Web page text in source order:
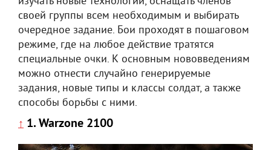
своей группы всем необходимым и выбирать
очередное задание. Бои проходят в пошаговом
режиме, где на любое действие тратятся
специальные очки. К основным нововведениям
можно отнести случайно генерируемые
задания, новые типы и классы солдат, а также
способы борьбы с ними.
↑ 1. Warzone 2100